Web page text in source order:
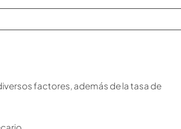
factores, además de la tasa de